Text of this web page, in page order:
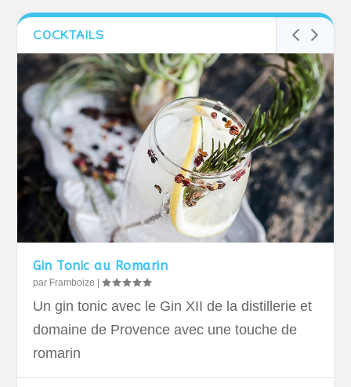
COCKTAILS
Gin Tonic au Romarin
par Framboize |
Un gin tonic avec le Gin XII de la distillerie et
domaine de Provence avec une touche de
romarin